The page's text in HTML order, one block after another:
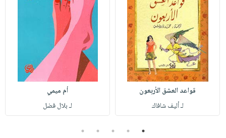
قواعد العشق الأربعون
لـ أليف شافاك
أم ميمي
لـ بلال فضل
1
2
3
4
5